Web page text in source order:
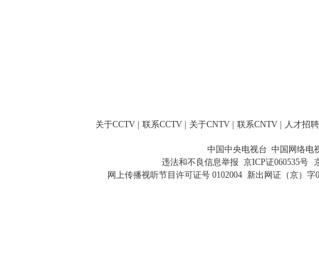
关于CCTV 联系CCTV 关于CNTV 联系CNTV 人才招聘
中国中央电视台 中国网络电
违法和不良信息举报 京ICP证060535号
网上传播视听节目许可证号 0102004 新出网证（京）